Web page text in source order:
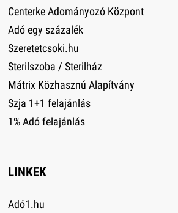
Centerke Adományozó Központ
Adó egy százalék
Szeretetcsoki.hu
Sterilszoba / Sterilház
Mátrix Közhasznú Alapítvány
Szja 1+1 felajánlás
1% Adó felajánlás
LINKEK
Adó1.hu